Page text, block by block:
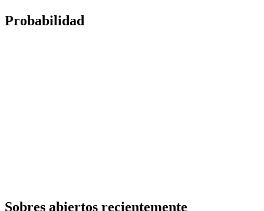
Probabilidad
Sobres abiertos recientemente